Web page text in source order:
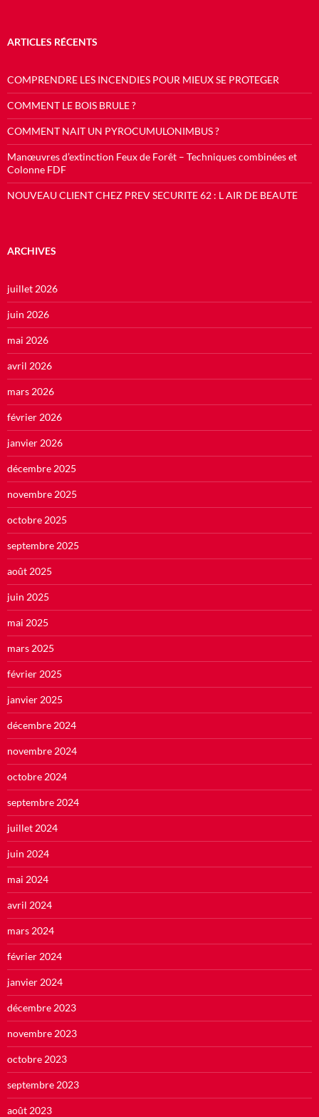
ARTICLES RÉCENTS
COMPRENDRE LES INCENDIES POUR MIEUX SE PROTEGER
COMMENT LE BOIS BRULE ?
COMMENT NAIT UN PYROCUMULONIMBUS ?
Manœuvres d’extinction Feux de Forêt – Techniques combinées et
Colonne FDF
NOUVEAU CLIENT CHEZ PREV SECURITE 62 : L AIR DE BEAUTE
ARCHIVES
juillet 2026
juin 2026
mai 2026
avril 2026
mars 2026
février 2026
janvier 2026
décembre 2025
novembre 2025
octobre 2025
septembre 2025
août 2025
juin 2025
mai 2025
mars 2025
février 2025
janvier 2025
décembre 2024
novembre 2024
octobre 2024
septembre 2024
juillet 2024
juin 2024
mai 2024
avril 2024
mars 2024
février 2024
janvier 2024
décembre 2023
novembre 2023
octobre 2023
septembre 2023
août 2023